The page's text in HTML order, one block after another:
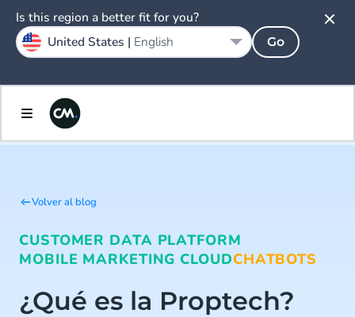
Volver al blog
CUSTOMER DATA PLATFORM
MOBILE MARKETING CLOUDCHATBOTS
¿Qué es la Proptech?
Is this region a better fit for you?
United States | English Go